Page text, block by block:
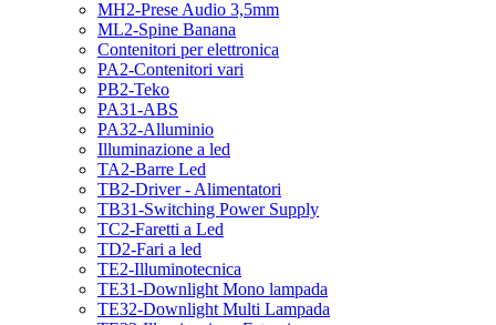
MH2-Prese Audio 3,5mm
ML2-Spine Banana
Contenitori per elettronica
PA2-Contenitori vari
PB2-Teko
PA31-ABS
PA32-Alluminio
Illuminazione a led
TA2-Barre Led
TB2-Driver - Alimentatori
TB31-Switching Power Supply
TC2-Faretti a Led
TD2-Fari a led
TE2-Illuminotecnica
TE31-Downlight Mono lampada
TE32-Downlight Multi Lampada